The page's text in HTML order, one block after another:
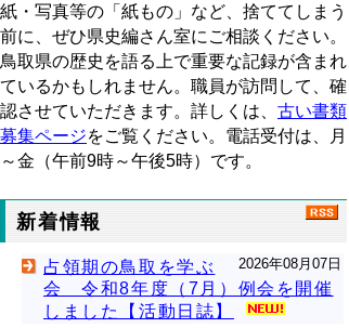
紙・写真等の「紙もの」など、捨ててしまう
前に、ぜひ県史編さん室にご相談ください。
鳥取県の歴史を語る上で重要な記録が含まれ
ているかもしれません。職員が訪問して、確
認させていただきます。詳しくは、 古い書類
募集ページをご覧ください。電話受付は、月
～金（午前9時～午後5時）です。
新着情報
2026年08月07日
占領期の鳥取を学ぶ
会 令和8年度（7月）例会を開催
しました【活動日誌】